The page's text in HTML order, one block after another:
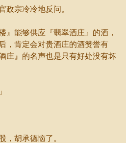
宗冷冷地反问。
能够供应『翡翠酒庄』的酒，
，肯定会对贵酒庄的酒赞誉有
庄』的名声也是只有好处没有坏
胡承德恼了。